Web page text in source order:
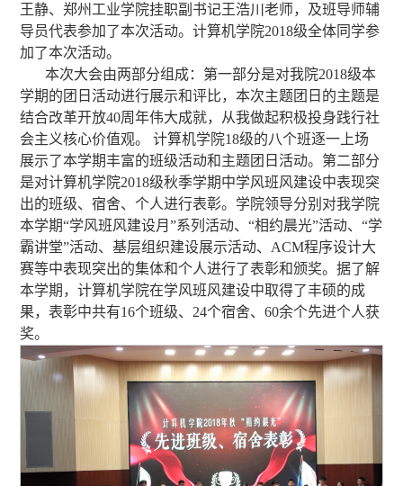
王静、郑州工业学院挂职副书记王浩川老师，及班导师辅
导员代表参加了本次活动。计算机学院2018级全体同学参
加了本次活动。
本次大会由两部分组成：第一部分是对我院2018级本
学期的团日活动进行展示和评比，本次主题团日的主题是
结合改革开放40周年伟大成就，从我做起积极投身践行社
会主义核心价值观。 计算机学院18级的八个班逐一上场
展示了本学期丰富的班级活动和主题团日活动。第二部分
是对计算机学院2018级秋季学期中学风班风建设中表现突
出的班级、宿舍、个人进行表彰。学院领导分别对我学院
本学期“学风班风建设月”系列活动、“相约晨光”活动、“学
霸讲堂”活动、基层组织建设展示活动、ACM程序设计大
赛等中表现突出的集体和个人进行了表彰和颁奖。据了解
本学期，计算机学院在学风班风建设中取得了丰硕的成
果，表彰中共有16个班级、24个宿舍、60余个先进个人获
奖。